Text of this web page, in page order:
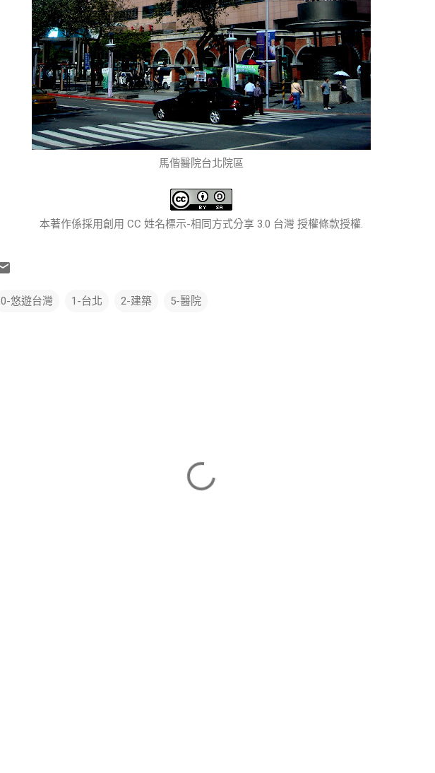
馬偕醫院台北院區
本著作係採用創用 CC 姓名標示-相同方式分享 3.0 台灣 授權條款授權.
0-悠遊台灣 1-台北 2-建築 5-醫院